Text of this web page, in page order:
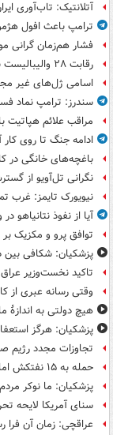
آتلانتیک: تاب‌آوری
ترامپ باعث افول
فشار هم‌زمان گرانی
رقابت ۲۸ والیبالیست برای حضور در فهرست نهایی تیم ملی
اسامی ژل‌های غیر
سندرز: ترامپ نماد
مراقب علائم هپاتیت
ادامه جنگ تا روی
باغچه‌های خانگی در
نگرانی تل‌آویو از
نیویورک تایمز: غرب
آیا از نفوذ
توافق پرو و مکزیک
پزشکیان: شکافی
تاکید نخست‌وزیر
وقتی رسانه عبری از
هیچ دولتی به
پزشکیان: هرگز
تجاوزات مجدد رژیم
حمله به ۱۵ نفتکش‌ اماراتی از ابتدای جنگ
پزشکیان: ما نوکر
سنای آمریکا لایحه
عراقچی: زمان آن